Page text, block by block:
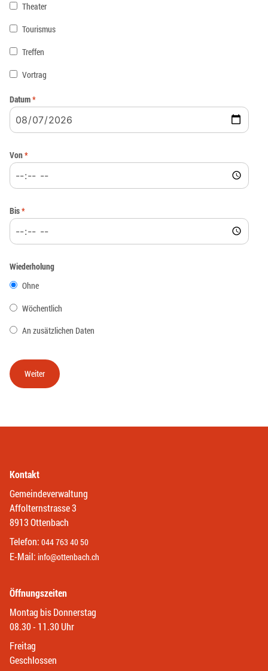
Theater
Tourismus
Treffen
Vortrag
Datum*
Von*
Bis*
Wiederholung
Ohne
Wöchentlich
An zusätzlichen Daten
Kontakt
Gemeindeverwaltung
Affolternstrasse 3
8913 Ottenbach
Telefon: 044 763 40 50
E-Mail: info@ottenbach.ch
Öffnungszeiten
Montag bis Donnerstag
08.30 - 11.30 Uhr
Freitag
Geschlossen